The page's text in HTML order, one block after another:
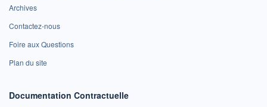
Archives
Contactez-nous
Foire aux Questions
Plan du site
Documentation Contractuelle